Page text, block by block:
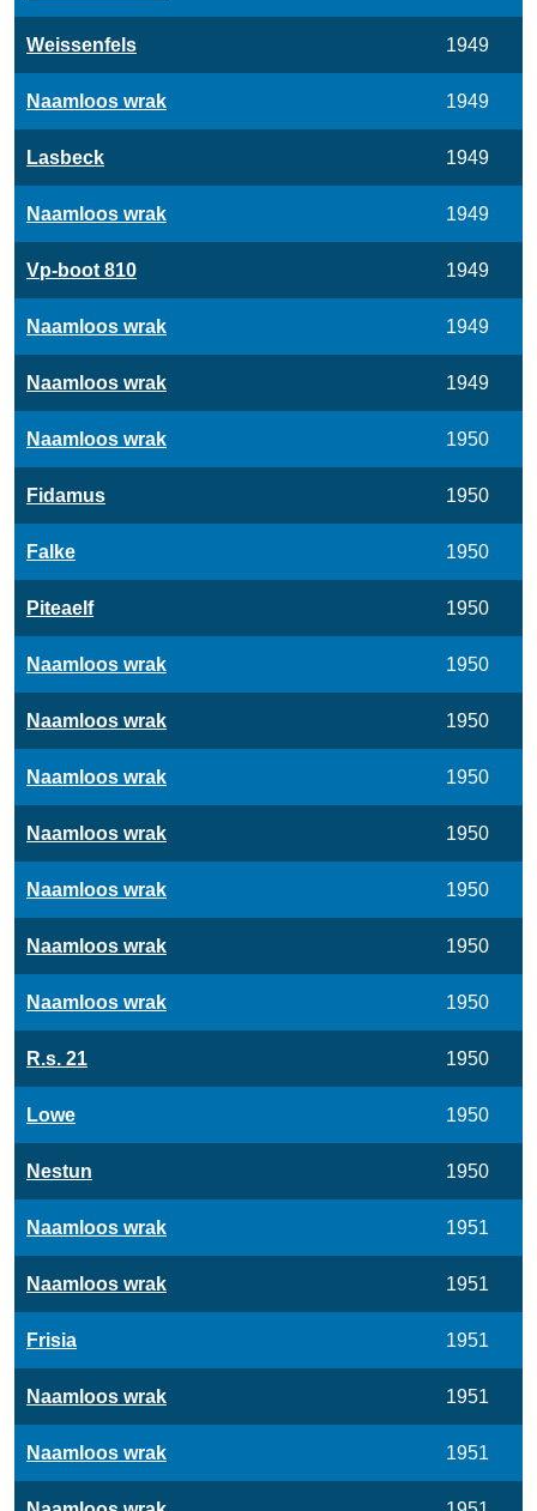
Weissenfels 1949
Naamloos wrak 1949
Lasbeck 1949
Naamloos wrak 1949
Vp-boot 810 1949
Naamloos wrak 1949
Naamloos wrak 1949
Naamloos wrak 1950
Fidamus 1950
Falke 1950
Piteaelf 1950
Naamloos wrak 1950
Naamloos wrak 1950
Naamloos wrak 1950
Naamloos wrak 1950
Naamloos wrak 1950
Naamloos wrak 1950
Naamloos wrak 1950
R.s. 21 1950
Lowe 1950
Nestun 1950
Naamloos wrak 1951
Naamloos wrak 1951
Frisia 1951
Naamloos wrak 1951
Naamloos wrak 1951